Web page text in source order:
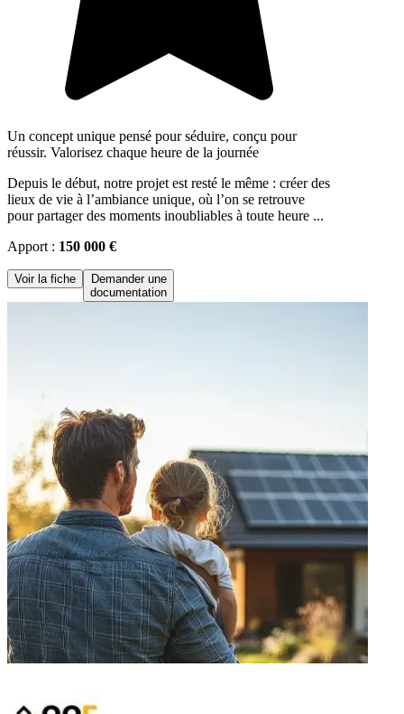
Un concept unique pensé pour séduire, conçu pour
réussir. Valorisez chaque heure de la journée
Depuis le début, notre projet est resté le même : créer des
lieux de vie à l’ambiance unique, où l’on se retrouve
pour partager des moments inoubliables à toute heure ...
Apport : 150 000 €
Voir la fiche
Demander une
documentation